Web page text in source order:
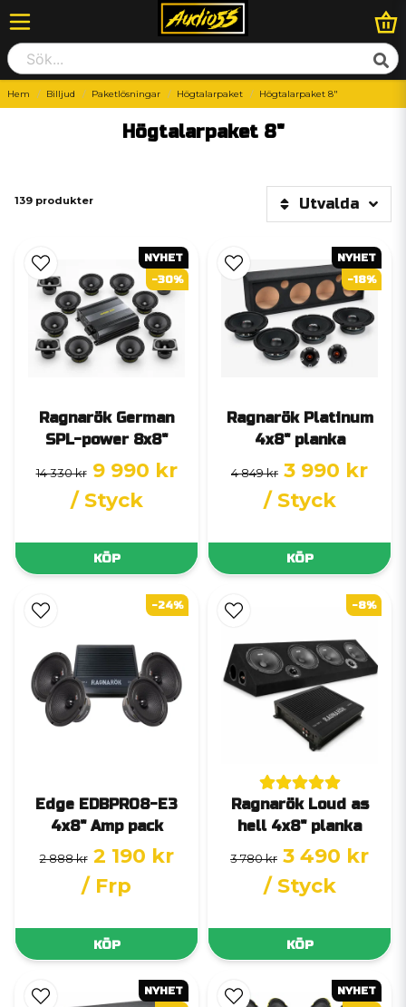
Hem Billjud Paketlösningar Högtalarpaket Högtalarpaket 8"
Högtalarpaket 8"
139 produkter Utvalda
Ragnarök German
SPL-power 8x8"
14 330 kr 9 990 kr
/ Styck
KÖP
NYHET
-30%
Ragnarök Platinum
4x8" planka
4 849 kr 3 990 kr
/ Styck
KÖP
NYHET
-18%
Edge EDBPRO8-E3
4x8" Amp pack
2 888 kr 2 190 kr
/ Frp
KÖP
-24%
Ragnarök Loud as
hell 4x8" planka
3 780 kr 3 490 kr
/ Styck
KÖP
-8%
NYHET
NYHET